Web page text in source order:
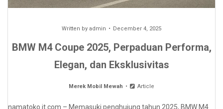
Written by admin December 4, 2025
BMW M4 Coupe 2025, Perpaduan Performa,
Elegan, dan Eksklusivitas
Merek Mobil Mewah Article
namatoko.it.com – Memasuki penghujung tahun 2025, BMW M4